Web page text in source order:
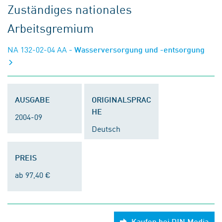
Zuständiges nationales
Arbeitsgremium
NA 132-02-04 AA - Wasserversorgung und -entsorgung
AUSGABE
2004-09
ORIGINALSPRAC
HE
Deutsch
PREIS
ab 97,40 €